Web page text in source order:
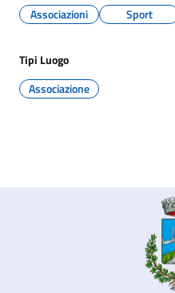
Associazioni Sport
Tipi Luogo
Associazione